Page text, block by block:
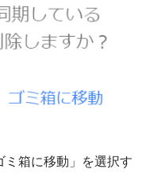
箱に移動」を選択す